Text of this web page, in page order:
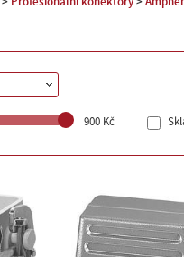
900 Kč